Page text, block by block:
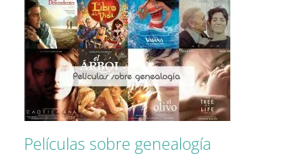
Películas sobre genealogía